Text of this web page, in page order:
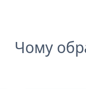
Чому